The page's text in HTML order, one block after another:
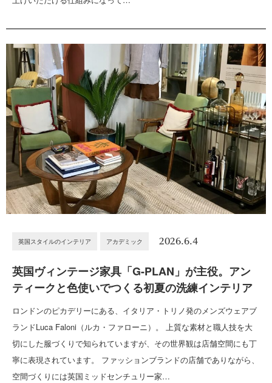
英国スタイルのインテリア アカデミック 2026.6.4
英国ヴィンテージ家具「G-PLAN」が主役。アン
ティークと色使いでつくる初夏の洗練インテリア
ロンドンのピカデリーにある、イタリア・トリノ発のメンズウェアブ
ランドLuca Faloni（ルカ・ファローニ）。 上質な素材と職人技を大
切にした服づくりで知られていますが、その世界観は店舗空間にも丁
寧に表現されています。 ファッションブランドの店舗でありながら、
空間づくりには英国ミッドセンチュリー家…